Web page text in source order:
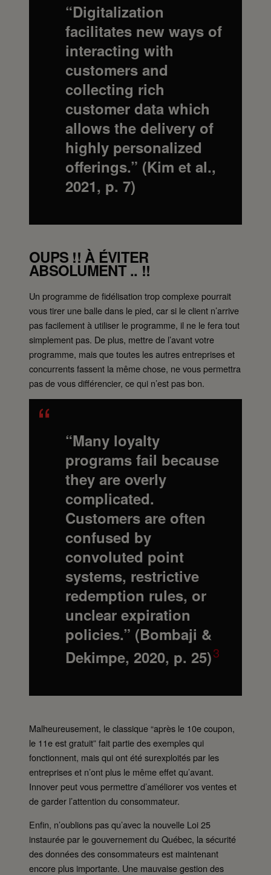
“Digitalization
facilitates new ways of
interacting with
customers and
collecting rich
customer data which
allows the delivery of
highly personalized
offerings.” (Kim et al.,
2021, p. 7)
OUPS !! À ÉVITER
ABSOLUMENT .. !!
Un programme de fidélisation trop complexe pourrait
vous tirer une balle dans le pied, car si le client n’arrive
pas facilement à utiliser le programme, il ne le fera tout
simplement pas. De plus, mettre de l’avant votre
programme, mais que toutes les autres entreprises et
concurrents fassent la même chose, ne vous permettra
pas de vous différencier, ce qui n’est pas bon.
“Many loyalty
programs fail because
they are overly
complicated.
Customers are often
confused by
convoluted point
systems, restrictive
redemption rules, or
unclear expiration
policies.” (Bombaji &
Dekimpe, 2020, p. 25)3
Malheureusement, le classique “après le 10e coupon,
le 11e est gratuit” fait partie des exemples qui
fonctionnent, mais qui ont été surexploités par les
entreprises et n’ont plus le même effet qu’avant.
Innover peut vous permettre d’améliorer vos ventes et
de garder l’attention du consommateur.
Enfin, n’oublions pas qu’avec la nouvelle Loi 25
instaurée par le gouvernement du Québec, la sécurité
des données des consommateurs est maintenant
encore plus importante. Une mauvaise gestion des